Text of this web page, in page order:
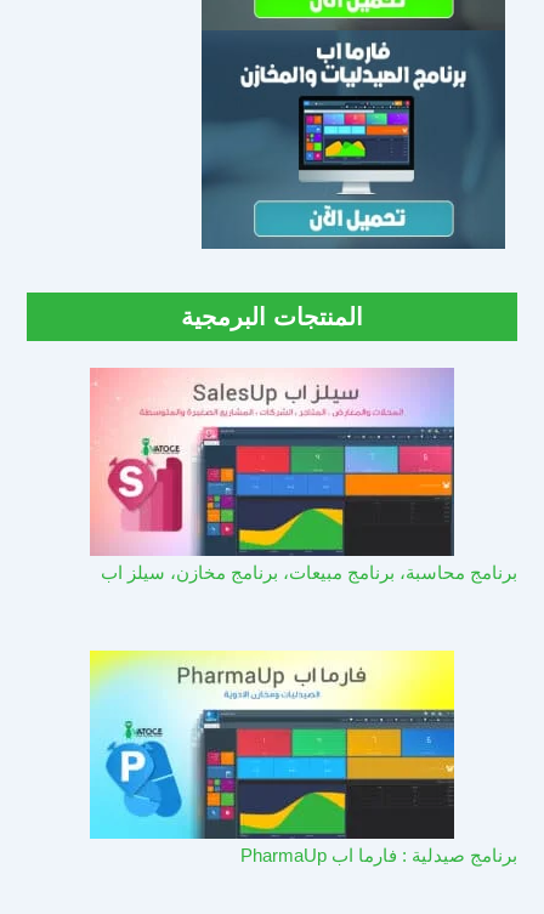
المنتجات البرمجية
برنامج محاسبة، برنامج مبيعات، برنامج مخازن، سيلز اب
برنامج صيدلية : فارما اب PharmaUp​